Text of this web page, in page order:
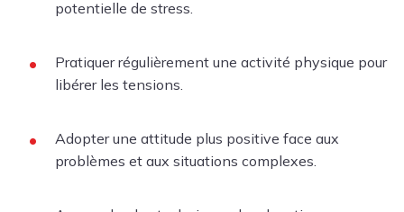
potentielle de stress.
Pratiquer régulièrement une activité physique pour
libérer les tensions.
Adopter une attitude plus positive face aux
problèmes et aux situations complexes.